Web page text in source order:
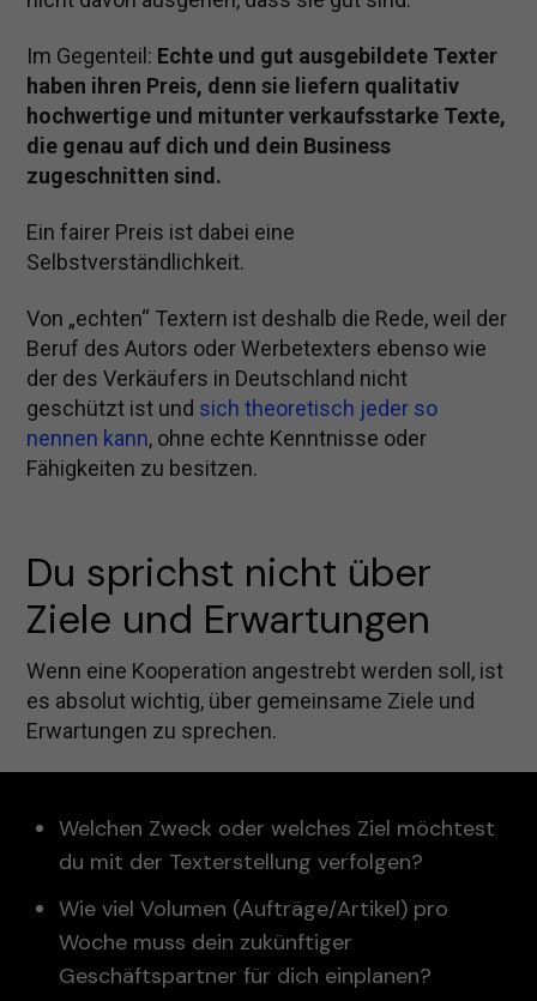
Im Gegenteil: Echte und gut ausgebildete Texter
haben ihren Preis, denn sie liefern qualitativ
hochwertige und mitunter verkaufsstarke Texte,
die genau auf dich und dein Business
zugeschnitten sind.
Ein fairer Preis ist dabei eine
Selbstverständlichkeit.
Von „echten“ Textern ist deshalb die Rede, weil der
Beruf des Autors oder Werbetexters ebenso wie
der des Verkäufers in Deutschland nicht
geschützt ist und sich theoretisch jeder so
nennen kann, ohne echte Kenntnisse oder
Fähigkeiten zu besitzen.
Du sprichst nicht über
Ziele und Erwartungen
Wenn eine Kooperation angestrebt werden soll, ist
es absolut wichtig, über gemeinsame Ziele und
Erwartungen zu sprechen.
Welchen Zweck oder welches Ziel möchtest
du mit der Texterstellung verfolgen?
Wie viel Volumen (Aufträge/Artikel) pro
Woche muss dein zukünftiger
Geschäftspartner für dich einplanen?